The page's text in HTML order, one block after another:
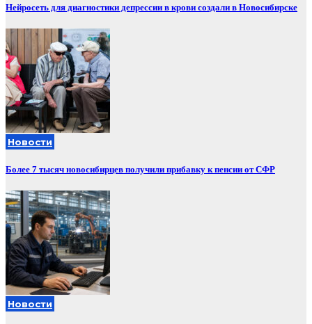
Нейросеть для диагностики депрессии в крови создали в Новосибирске
Новости
Более 7 тысяч новосибирцев получили прибавку к пенсии от СФР
Новости